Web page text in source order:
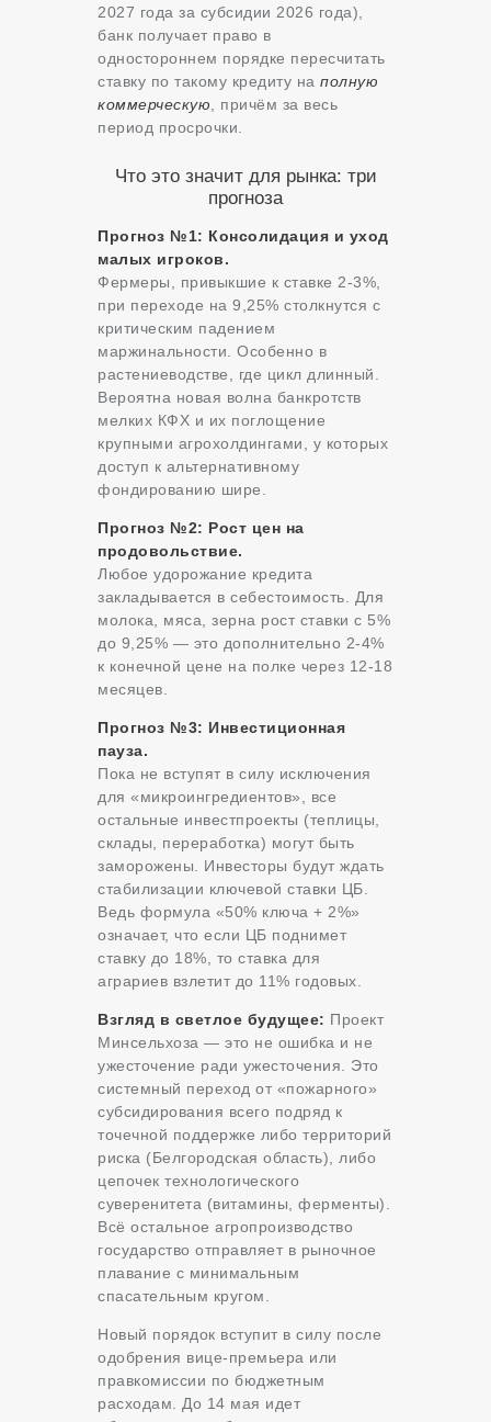
2027 года за субсидии 2026 года),
банк получает право в
одностороннем порядке пересчитать
ставку по такому кредиту на полную
коммерческую , причём за весь
период просрочки.
Что это значит для рынка: три
прогноза
Прогноз №1: Консолидация и уход
малых игроков.
Фермеры, привыкшие к ставке 2-3%,
при переходе на 9,25% столкнутся с
критическим падением
маржинальности. Особенно в
растениеводстве, где цикл длинный.
Вероятна новая волна банкротств
мелких КФХ и их поглощение
крупными агрохолдингами, у которых
доступ к альтернативному
фондированию шире.
Прогноз №2: Рост цен на
продовольствие.
Любое удорожание кредита
закладывается в себестоимость. Для
молока, мяса, зерна рост ставки с 5%
до 9,25% — это дополнительно 2-4%
к конечной цене на полке через 12-18
месяцев.
Прогноз №3: Инвестиционная
пауза.
Пока не вступят в силу исключения
для «микроингредиентов», все
остальные инвестпроекты (теплицы,
склады, переработка) могут быть
заморожены. Инвесторы будут ждать
стабилизации ключевой ставки ЦБ.
Ведь формула «50% ключа + 2%»
означает, что если ЦБ поднимет
ставку до 18%, то ставка для
аграриев взлетит до 11% годовых.
Взгляд в светлое будущее: Проект
Минсельхоза — это не ошибка и не
ужесточение ради ужесточения. Это
системный переход от «пожарного»
субсидирования всего подряд к
точечной поддержке либо территорий
риска (Белгородская область), либо
цепочек технологического
суверенитета (витамины, ферменты).
Всё остальное агропроизводство
государство отправляет в рыночное
плавание с минимальным
спасательным кругом.
Новый порядок вступит в силу после
одобрения вице-премьера или
правкомиссии по бюджетным
расходам. До 14 мая идет